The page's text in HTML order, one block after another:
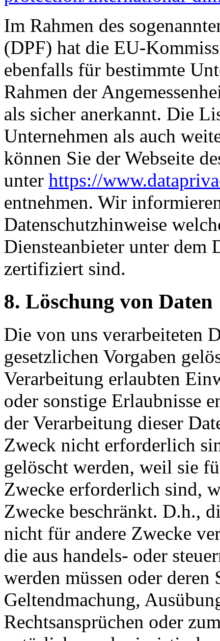
Im Rahmen des
(DPF) hat die EU-
ebenfalls für bestimmte
Rahmen der
als sicher anerkannt. Die
Unternehmen als auch
können Sie der Webseite
unter https://
entnehmen. Wir
Datenschutzhinweise
Diensteanbieter unter dem
zertifiziert sind.
8. Löschung von Daten
Die von uns verarbeiteten
gesetzlichen Vorgaben
Verarbeitung erlaubten
oder sonstige Erlaubnisse
der Verarbeitung dieser
Zweck nicht erforderlich
gelöscht werden, weil sie
Zwecke erforderlich sind,
Zwecke beschränkt. D.h.,
nicht für andere Zwecke
die aus handels- oder
werden müssen oder deren
Geltendmachung,
Rechtsansprüchen oder